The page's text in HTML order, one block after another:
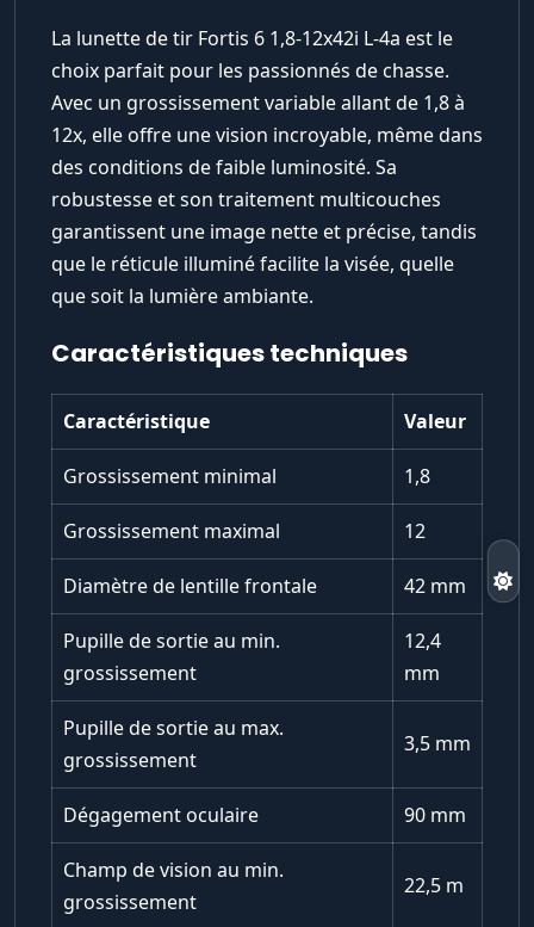
La lunette de tir Fortis 6 1,8-12x42i L-4a est le
choix parfait pour les passionnés de chasse.
Avec un grossissement variable allant de 1,8 à
12x, elle offre une vision incroyable, même dans
des conditions de faible luminosité. Sa
robustesse et son traitement multicouches
garantissent une image nette et précise, tandis
que le réticule illuminé facilite la visée, quelle
que soit la lumière ambiante.
Caractéristiques techniques
Caractéristique Valeur
Grossissement minimal 1,8
Grossissement maximal 12
Diamètre de lentille frontale 42 mm
Pupille de sortie au min.
grossissement
12,4
mm
Pupille de sortie au max.
grossissement
3,5 mm
Dégagement oculaire 90 mm
Champ de vision au min.
grossissement
22,5 m